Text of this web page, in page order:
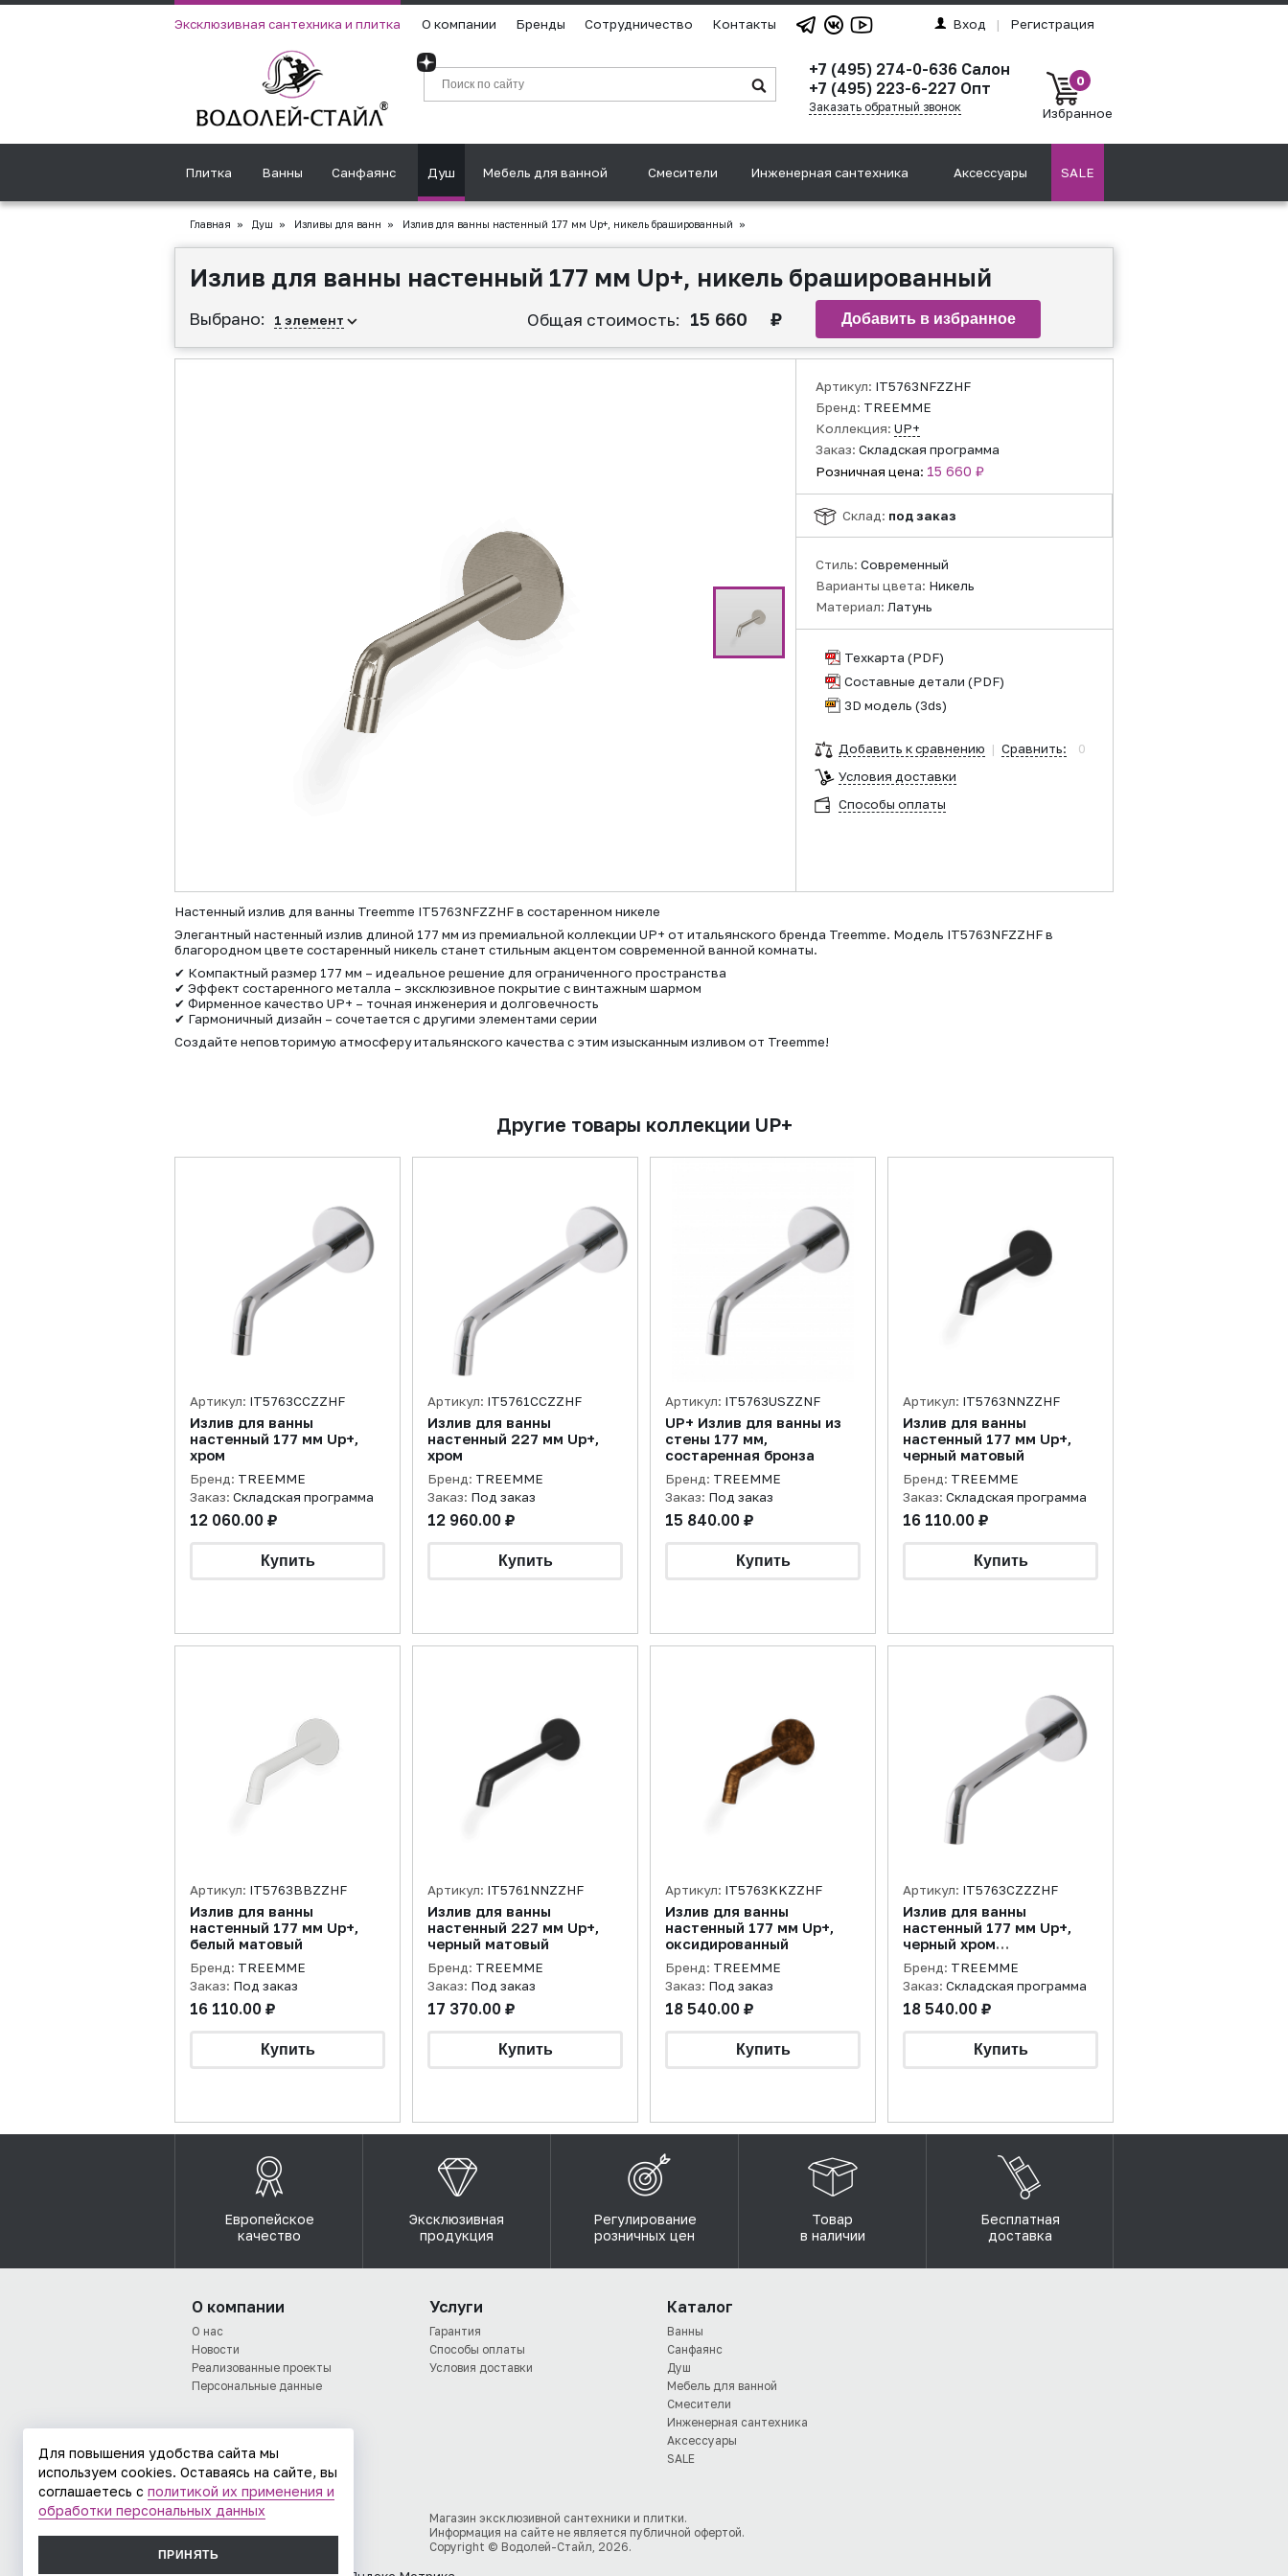
Эксклюзивная сантехника и плитка О компании Бренды Сотрудничество Контакты Вход | Регистрация
+7 (495) 274-0-636 Салон
+7 (495) 223-6-227 Опт
Заказать обратный звонок
0
Избранное
Плитка Ванны Санфаянс Душ Мебель для ванной Смесители Инженерная сантехника Аксессуары SALE
Главная » Душ » Изливы для ванн » Излив для ванны настенный 177 мм Up+, никель брашированный »
Излив для ванны настенный 177 мм Up+, никель брашированный
Выбрано: 1 элемент Общая стоимость: 15 660 ₽
Артикул: IT5763NFZZHF
Бренд: TREEMME
Коллекция: UP+
Заказ: Складская программа
Розничная цена: 15 660 ₽
Склад: под заказ
Стиль: Современный
Варианты цвета: Никель
Материал: Латунь
Техкарта (PDF)
Составные детали (PDF)
3D модель (3ds)
Добавить к сравнению | Сравнить:
0
Условия доставки
Способы оплаты
Настенный излив для ванны Treemme IT5763NFZZHF в состаренном никеле
Элегантный настенный излив длиной 177 мм из премиальной коллекции UP+ от итальянского бренда Treemme. Модель IT5763NFZZHF в
благородном цвете состаренный никель станет стильным акцентом современной ванной комнаты.
✔ Компактный размер 177 мм – идеальное решение для ограниченного пространства
✔ Эффект состаренного металла – эксклюзивное покрытие с винтажным шармом
✔ Фирменное качество UP+ – точная инженерия и долговечность
✔ Гармоничный дизайн – сочетается с другими элементами серии
Создайте неповторимую атмосферу итальянского качества с этим изысканным изливом от Treemme!
Другие товары коллекции UP+
Артикул: IT5763CCZZHF
Излив для ванны
настенный 177 мм Up+,
хром
Бренд: TREEMME
Заказ: Складская программа
12 060.00 ₽
Артикул: IT5761CCZZHF
Излив для ванны
настенный 227 мм Up+,
хром
Бренд: TREEMME
Заказ: Под заказ
12 960.00 ₽
Артикул: IT5763USZZNF
UP+ Излив для ванны из
стены 177 мм,
состаренная бронза
Бренд: TREEMME
Заказ: Под заказ
15 840.00 ₽
Артикул: IT5763NNZZHF
Излив для ванны
настенный 177 мм Up+,
черный матовый
Бренд: TREEMME
Заказ: Складская программа
16 110.00 ₽
Артикул: IT5763BBZZHF
Излив для ванны
настенный 177 мм Up+,
белый матовый
Бренд: TREEMME
Заказ: Под заказ
16 110.00 ₽
Артикул: IT5761NNZZHF
Излив для ванны
настенный 227 мм Up+,
черный матовый
Бренд: TREEMME
Заказ: Под заказ
17 370.00 ₽
Артикул: IT5763KKZZHF
Излив для ванны
настенный 177 мм Up+,
оксидированный
Бренд: TREEMME
Заказ: Под заказ
18 540.00 ₽
Артикул: IT5763CZZZHF
Излив для ванны
настенный 177 мм Up+,
черный хром
брашированный
Бренд: TREEMME
Заказ: Складская программа
18 540.00 ₽
Европейское
качество
Эксклюзивная
продукция
Регулирование
розничных цен
Товар
в наличии
Бесплатная
доставка
О компании
О нас
Новости
Реализованные проекты
Персональные данные
Услуги
Гарантия
Способы оплаты
Условия доставки
Каталог
Ванны
Санфаянс
Душ
Мебель для ванной
Смесители
Инженерная сантехника
Аксессуары
SALE
Магазин эксклюзивной сантехники и плитки.
Информация на сайте не является публичной офертой.
Copyright © Водолей-Стайл, 2026.
Для повышения удобства сайта мы
используем cookies. Оставаясь на сайте, вы
соглашаетесь с политикой их применения и
обработки персональных данных
ПРИНЯТЬ